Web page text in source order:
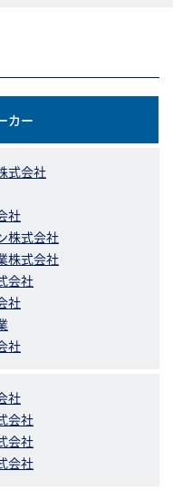
カー
式会社
社
株式会社
株式会社
会社
社
社
社
会社
会社
会社